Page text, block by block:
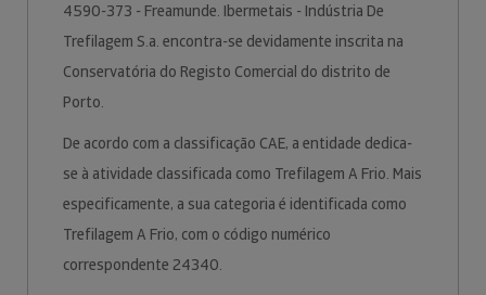
4590-373 - Freamunde. Ibermetais - Indústria De
Trefilagem S.a. encontra-se devidamente inscrita na
Conservatória do Registo Comercial do distrito de
Porto.
De acordo com a classificação CAE, a entidade dedica-
se à atividade classificada como Trefilagem A Frio. Mais
especificamente, a sua categoria é identificada como
Trefilagem A Frio, com o código numérico
correspondente 24340.